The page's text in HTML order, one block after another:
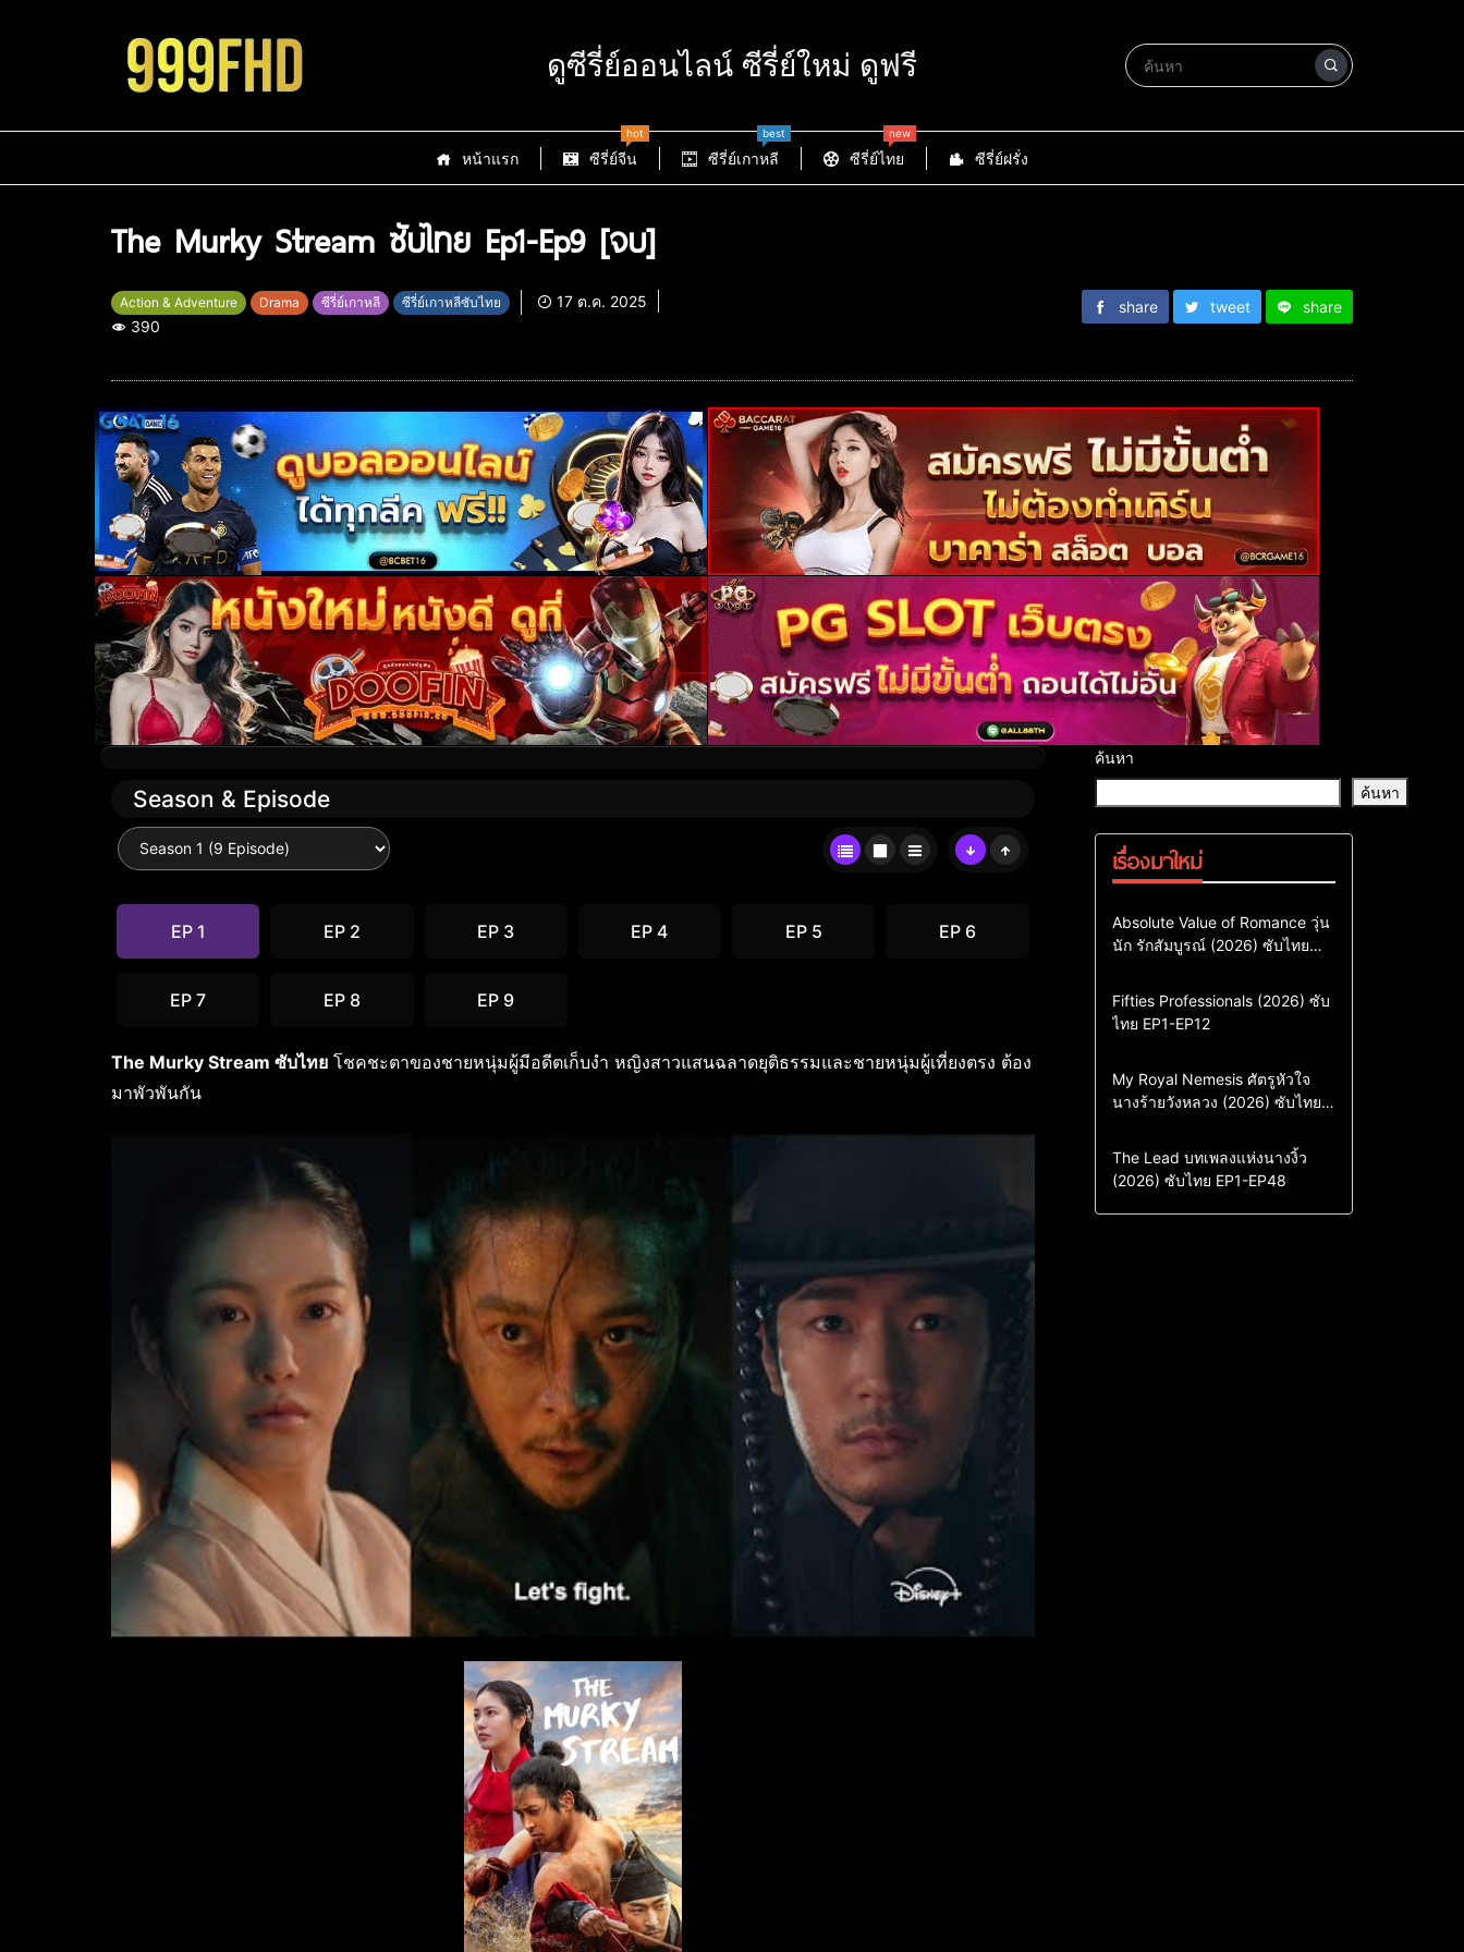
ดูซีรี่ย์ออนไลน์ ซีรี่ย์ใหม่ ดูฟรี
หน้าแรก ซีรี่ย์จีน
hot
ซีรี่ย์เกาหลี
best
ซีรี่ย์ไทย
new
ซีรี่ย์ฝรั่ง
The Murky Stream ซับไทย Ep1-Ep9 [จบ]
Action & Adventure Drama ซีรี่ย์เกาหลี ซีรี่ย์เกาหลีซับไทย
17 ต.ค. 2025
390
share tweet share
Season & Episode
EP 1 EP 2 EP 3 EP 4 EP 5 EP 6
EP 7 EP 8 EP 9
The Murky Stream ซับไทย โชคชะตาของชายหนุ่มผู้มีอดีตเก็บงำ หญิงสาวแสนฉลาดยุติธรรมและชายหนุ่มผู้เที่ยงตรง ต้อง
มาพัวพันกัน
ค้นหา
ค้นหา
เรื่องมาใหม่
Comedy Drama
ซีรี่ย์เกาหลี
ซีรี่ย์เกาหลีซับไทย
Absolute Value of Romance วุ่น
นัก รักสัมบูรณ์ (2026) ซับไทย
Action & Adventure
Comedy
Drama
ซีรี่ย์เกาหลี
Fifties Professionals (2026) ซับ
ไทย EP1-EP12
Comedy
Drama
Sci-Fi & Fantasy
ซีรี่ย์เกาหลี
My Royal Nemesis ศัตรูหัวใจ
นางร้ายวังหลวง (2026) ซับไทย
Drama
ซีรี่ย์จีน
ซีรี่ย์จีนซับไทย
The Lead บทเพลงแห่งนางงิ้ว
(2026) ซับไทย EP1-EP48